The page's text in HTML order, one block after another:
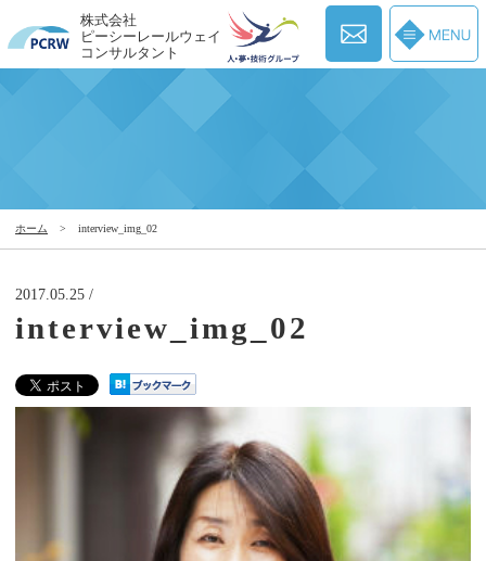
株式会社
ピーシーレールウェイ
コンサルタント
ホーム > interview_img_02
2017.05.25 /
interview_img_02